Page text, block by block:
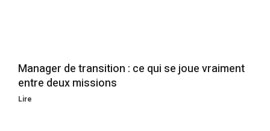
Manager de transition : ce qui se joue vraiment
entre deux missions
Lire